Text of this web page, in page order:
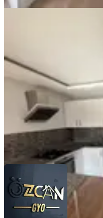
3.150.000 ₺
ÖZCAN GAYRİMENKUL